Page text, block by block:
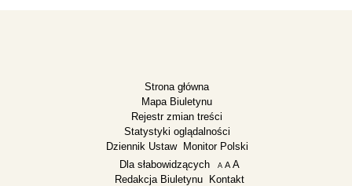
Strona główna
Mapa Biuletynu
Rejestr zmian treści
Statystyki oglądalności
Dziennik Ustaw
Monitor Polski
Menu dodatkowe
Dla słabowidzących A pomniejsz czcionkę
A standardowy rozmiar czcionki
A
Redakcja Biuletynu
Kontakt